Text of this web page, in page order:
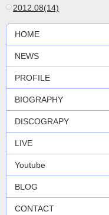
2012.08(14)
HOME
NEWS
PROFILE
BIOGRAPHY
DISCOGRAPY
LIVE
Youtube
BLOG
CONTACT